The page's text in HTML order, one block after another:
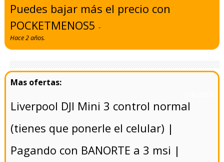
Puedes bajar más el precio con
POCKETMENOS5-
Hace 2 años.
Liverpool DJI Mini 3 control normal
(tienes que ponerle el celular) |
Pagando con BANORTE a 3 msi |